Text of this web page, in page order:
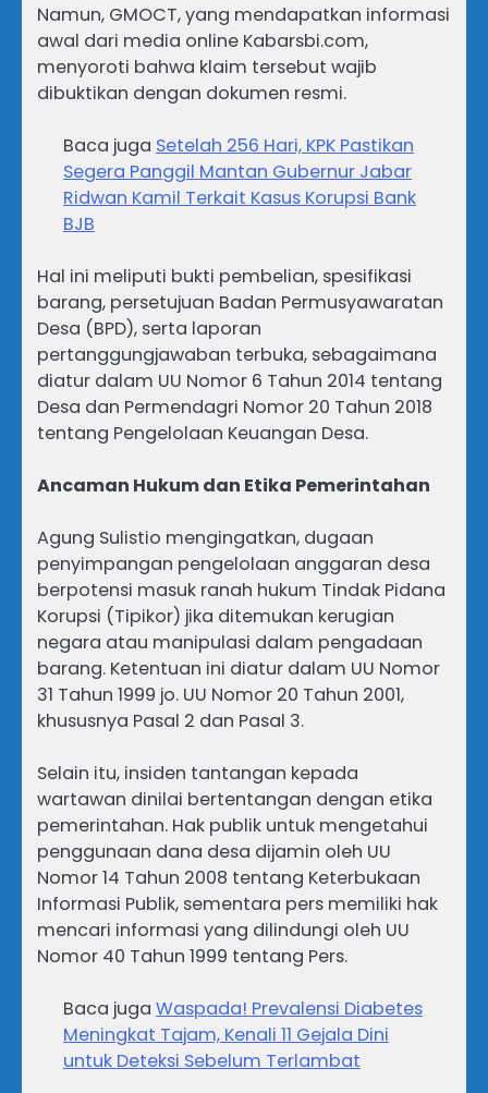
Namun, GMOCT, yang mendapatkan informasi
awal dari media online Kabarsbi.com,
menyoroti bahwa klaim tersebut wajib
dibuktikan dengan dokumen resmi.
Baca juga Setelah 256 Hari, KPK Pastikan
Segera Panggil Mantan Gubernur Jabar
Ridwan Kamil Terkait Kasus Korupsi Bank
BJB
Hal ini meliputi bukti pembelian, spesifikasi
barang, persetujuan Badan Permusyawaratan
Desa (BPD), serta laporan
pertanggungjawaban terbuka, sebagaimana
diatur dalam UU Nomor 6 Tahun 2014 tentang
Desa dan Permendagri Nomor 20 Tahun 2018
tentang Pengelolaan Keuangan Desa.
Ancaman Hukum dan Etika Pemerintahan
Agung Sulistio mengingatkan, dugaan
penyimpangan pengelolaan anggaran desa
berpotensi masuk ranah hukum Tindak Pidana
Korupsi (Tipikor) jika ditemukan kerugian
negara atau manipulasi dalam pengadaan
barang. Ketentuan ini diatur dalam UU Nomor
31 Tahun 1999 jo. UU Nomor 20 Tahun 2001,
khususnya Pasal 2 dan Pasal 3.
Selain itu, insiden tantangan kepada
wartawan dinilai bertentangan dengan etika
pemerintahan. Hak publik untuk mengetahui
penggunaan dana desa dijamin oleh UU
Nomor 14 Tahun 2008 tentang Keterbukaan
Informasi Publik, sementara pers memiliki hak
mencari informasi yang dilindungi oleh UU
Nomor 40 Tahun 1999 tentang Pers.
Baca juga Waspada! Prevalensi Diabetes
Meningkat Tajam, Kenali 11 Gejala Dini
untuk Deteksi Sebelum Terlambat